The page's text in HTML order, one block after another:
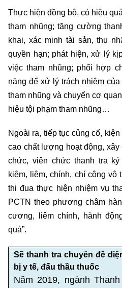
Thực hiện đồng bộ, có hiệu
tham nhũng; tăng cường
khai, xác minh tài sản, thu
quyền hạn; phát hiện, xử lý
việc tham nhũng; phối hợp
năng để xử lý trách nhiệm
tham nhũng và chuyển cơ
hiệu tội phạm tham nhũng…
Ngoài ra, tiếp tục củng cố,
cao chất lượng hoạt động,
chức, viên chức thanh tra
kiệm, liêm, chính, chí công vô
thi đua thực hiện nhiệm vụ
PCTN theo phương châm
cương, liêm chính, hành
quả”.
Sẽ thanh tra chuyên đề
bị y tế, đấu thầu thuốc
Năm 2019, ngành